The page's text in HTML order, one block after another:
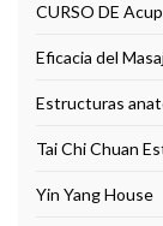
CURSO DE
Eficacia del
Estructuras
Tai Chi Chuan
Yin Yang House